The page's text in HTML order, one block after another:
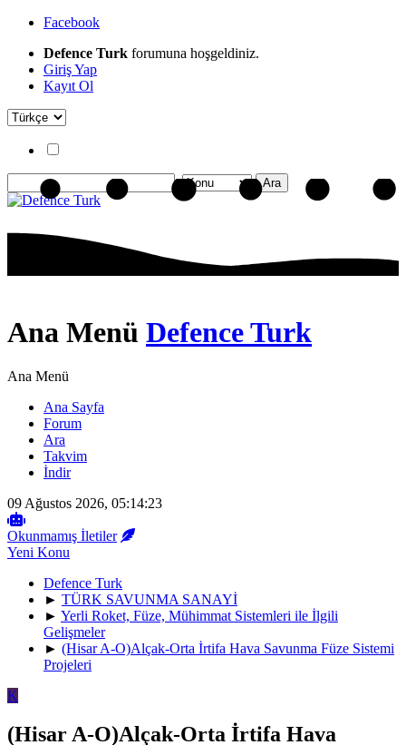
Facebook
Defence Turk forumuna hoşgeldiniz.
Giriş Yap
Kayıt Ol
Ana Menü Defence Turk
Ana Menü
Ana Sayfa
Forum
Ara
Takvim
İndir
09 Ağustos 2026, 05:14:23
Okunmamış İletiler
Yeni Konu
Defence Turk
► TÜRK SAVUNMA SANAYİ
► Yerli Roket, Füze, Mühimmat Sistemleri ile İlgili
Gelişmeler
► (Hisar A-O)Alçak-Orta İrtifa Hava Savunma Füze Sistemi
Projeleri
K
(Hisar A-O)Alçak-Orta İrtifa Hava